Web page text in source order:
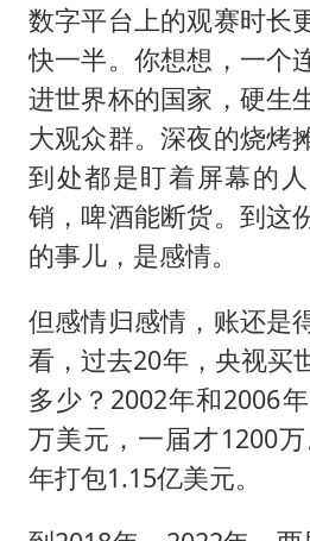
数字平台上的观赛时长
快一半。你想想，一个
进世界杯的国家，硬生
大观众群。深夜的烧烤
到处都是盯着屏幕的
销，啤酒能断货。到这
的事儿，是感情。
但感情归感情，账还是
看，过去20年，央视买
多少？2002年和2006
万美元，一届才1200
年打包1.15亿美元。